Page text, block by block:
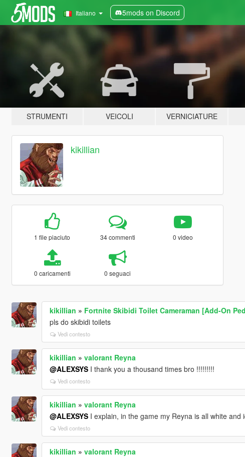
Italiano 5mods on Discord
STRUMENTI VEICOLI VERNICIATURE
kikillian
1 file piaciuto 34 commenti 0 video
0 caricamenti 0 seguaci
kikillian » Fortnite Skibidi Toilet Cameraman [Add-On
pls do skibidi toilets
Vedi contesto
kikillian » valorant Reyna
@ALEXSYSI thank you a thousand times bro !!!!!!!!!
Vedi contesto
kikillian » valorant Reyna
@ALEXSYSI explain, in the game my Reyna is all white and
Vedi contesto
kikillian » valorant Reyna